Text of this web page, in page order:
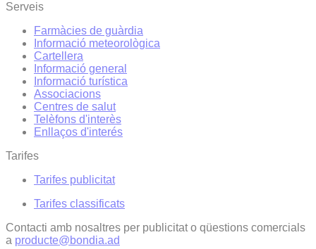
Serveis
Farmàcies de guàrdia
Informació meteorològica
Cartellera
Informació general
Informació turística
Associacions
Centres de salut
Telèfons d'interès
Enllaços d'interés
Tarifes
Tarifes publicitat
Tarifes classificats
Contacti amb nosaltres per publicitat o qüestions comercials
a producte@bondia.ad